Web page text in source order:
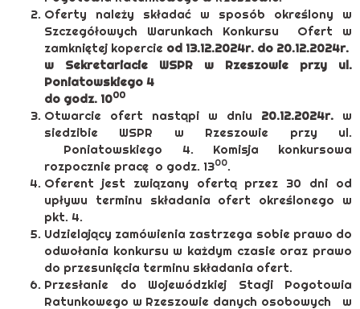
Oferty należy składać w sposób określony w
Szczegółowych Warunkach Konkursu Ofert w
zamkniętej kopercie od 13.12.2024r. do 20.12.2024r.
w Sekretariacie WSPR w Rzeszowie przy ul.
Poniatowskiego 4
do godz. 1000
Otwarcie ofert nastąpi w dniu 20.12.2024r. w
siedzibie WSPR w Rzeszowie przy ul.
Poniatowskiego 4. Komisja konkursowa
rozpocznie pracę o godz. 1300.
Oferent jest związany ofertą przez 30 dni od
upływu terminu składania ofert określonego w
pkt. 4.
Udzielający zamówienia zastrzega sobie prawo do
odwołania konkursu w każdym czasie oraz prawo
do przesunięcia terminu składania ofert.
Przesłanie do Wojewódzkiej Stacji Pogotowia
Ratunkowego w Rzeszowie danych osobowych w